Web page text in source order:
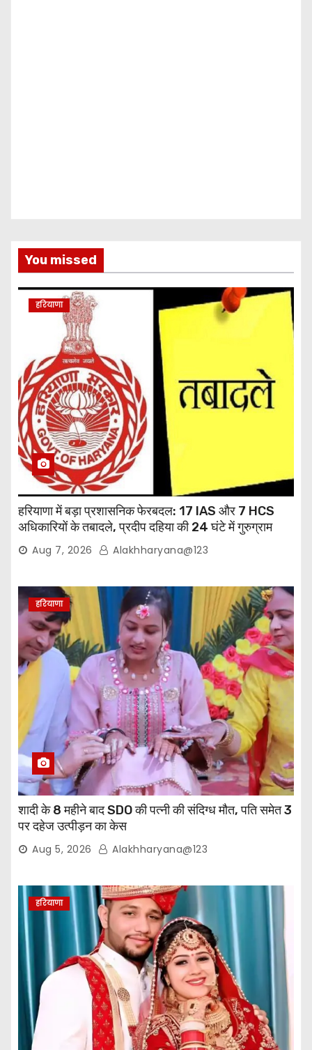
You missed
हरियाणा
हरियाणा में बड़ा प्रशासनिक फेरबदल: 17 IAS और 7 HCS
अधिकारियों के तबादले, प्रदीप दहिया की 24 घंटे में गुरुग्राम
वापसीAug 7, 2026 Alakhharyana@123
हरियाणा
शादी के 8 महीने बाद SDO की पत्नी की संदिग्ध मौत, पति समेत 3
पर दहेज उत्पीड़न का केस
Aug 5, 2026 Alakhharyana@123
हरियाणा